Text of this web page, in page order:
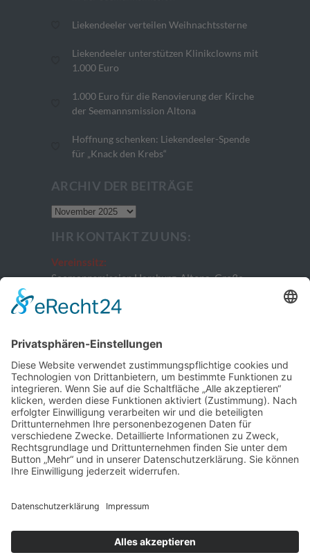
Liekendeeler verteilen Weihnachtssterne
Liekendeeler unterstützen Klinikclowns mit
1.000 Euro
1.000 Euro für die Renovierung der Kirche
der Seemannsmission Altona
Hoffnung schenken: Liekendeeler-Spende
für „Knack den Krebs“
ARCHIV DER BEITRÄGE
Archiv
Beiträge
IHR KONTAKT ZU UNS:
Vereinssitz:
Seemannsmission Hamburg-Altona, Große
Kähler (Schatzmeister)
E-Mail:
info@stoertebeker-liekendeeler.de
©Störtebeker Liekendeeler e. V. , alle Rechte
vorbehalten
Home Über uns
Engagements
Aktionen
Aktuell
Infos & Spenden
Kontakt